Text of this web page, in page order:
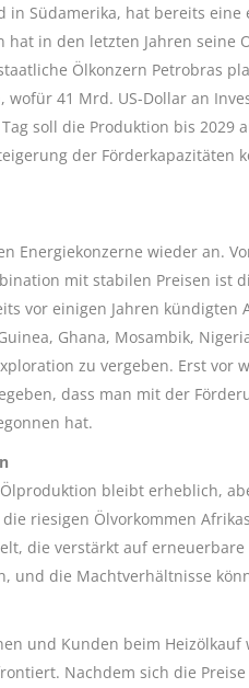
Südamerika, hat bereits
hat in den letzten Jahren
Ölkonzern Petrobras
41 Mrd. US-Dollar an
soll die Produktion bis 2029
der Förderkapazitäten
Energiekonzerne wieder an.
mit stabilen Preisen ist
vor einigen Jahren kündigten
Ghana, Mosambik,
zu vergeben. Erst vor
dass man mit der
hat.
bleibt erheblich,
riesigen Ölvorkommen
die verstärkt auf
die Machtverhältnisse
und Kunden beim
Nachdem sich die